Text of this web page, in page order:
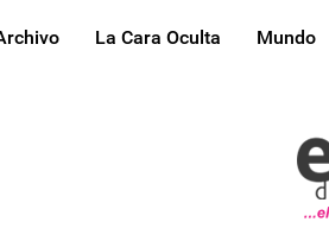
La Cara Oculta Mundo